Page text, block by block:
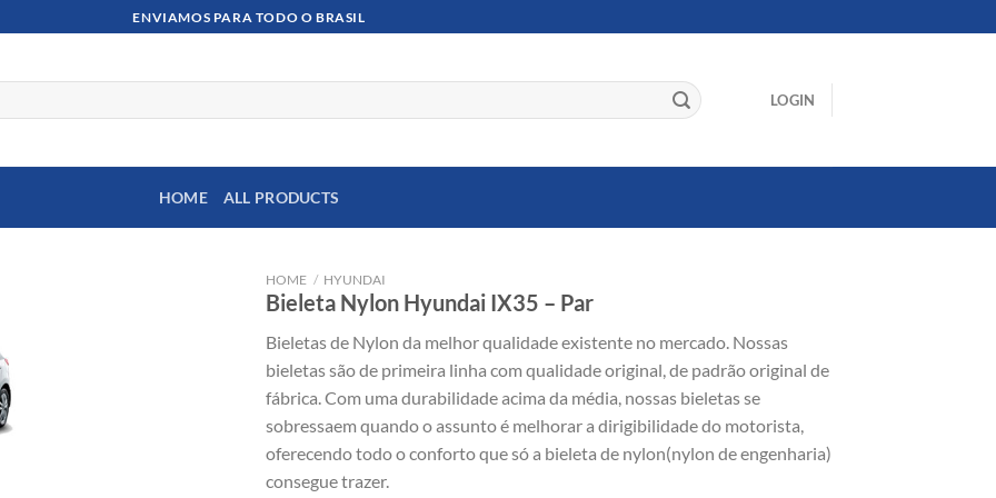
ENVIAMOS PARA TODO O BRASIL
LOGIN
HOME ALL PRODUCTS
HOME / HYUNDAI
Bieleta Nylon Hyundai IX35 – Par
Bieletas de Nylon da melhor qualidade existente no mercado. Nossas
bieletas são de primeira linha com qualidade original, de padrão original de
fábrica. Com uma durabilidade acima da média, nossas bieletas se
sobressaem quando o assunto é melhorar a dirigibilidade do motorista,
oferecendo todo o conforto que só a bieleta de nylon(nylon de engenharia)
consegue trazer.